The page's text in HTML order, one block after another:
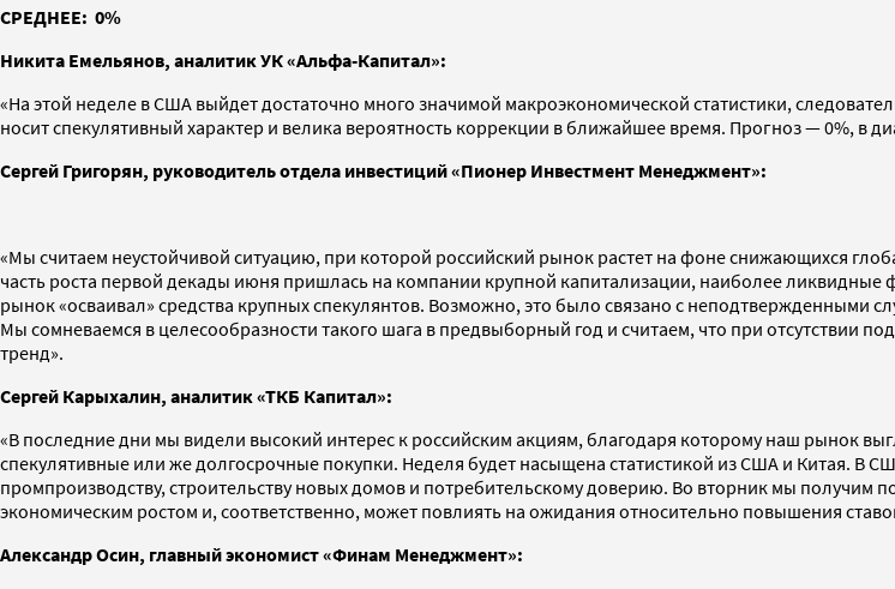
СРЕДНЕЕ: 0%
Никита Емельянов, аналитик УК «Альфа-Капитал»:
«На этой неделе в США выйдет достаточно много значимой макроэкономической статистики,
носит спекулятивный характер и велика вероятность коррекции в ближайшее время. Прогноз — 0%, в
Сергей Григорян, руководитель отдела инвестиций «Пионер Инвестмент Менеджмент»:
«Мы считаем неустойчивой ситуацию, при которой российский рынок растет на фоне снижающихся
часть роста первой декады июня пришлась на компании крупной капитализации, наиболее
рынок «осваивал» средства крупных спекулянтов. Возможно, это было связано с неподтвержденными
Мы сомневаемся в целесообразности такого шага в предвыборный год и считаем, что при отсутствии
тренд».
Сергей Карыхалин, аналитик «ТКБ Капитал»:
«В последние дни мы видели высокий интерес к российским акциям, благодаря которому наш рынок
спекулятивные или же долгосрочные покупки. Неделя будет насыщена статистикой из США и Китая.
промпроизводству, строительству новых домов и потребительскому доверию. Во вторник мы получим
экономическим ростом и, соответственно, может повлиять на ожидания относительно повышения
Александр Осин, главный экономист «Финам Менеджмент»: